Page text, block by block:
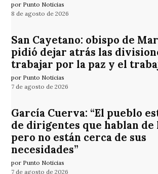
por Punto Noticias
8 de agosto de 2026
San Cayetano: obispo de
pidió dejar atrás las
trabajar por la paz y el
por Punto Noticias
7 de agosto de 2026
García Cuerva: “El pueblo
de dirigentes que hablan de
pero no están cerca de sus
necesidades”
por Punto Noticias
7 de agosto de 2026